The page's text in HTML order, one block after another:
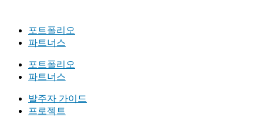
포트폴리오
파트너스
포트폴리오
파트너스
발주자 가이드
프로젝트